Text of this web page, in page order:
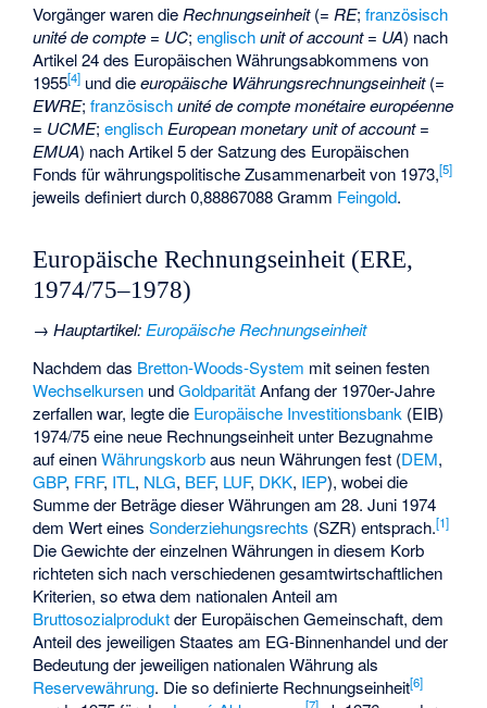
Vorgänger waren die Rechnungseinheit(= RE;französisch
unité de compte = UC;englisch unit of account = UA) nach
Artikel 24 des Europäischen Währungsabkommens von
1955[4] und dieeuropäische Währungsrechnungseinheit(=
EWRE;französisch unité de compte monétaire européenne
= UCME;englisch European monetary unit of account =
EMUA) nach Artikel 5 der Satzung des Europäischen
Fonds für währungspolitische Zusammenarbeit von 1973,[5]
jeweils definiert durch 0,88867088 Gramm Feingold.
Europäische Rechnungseinheit (ERE,
1974/75–1978)
→Hauptartikel: Europäische Rechnungseinheit
Nachdem das Bretton-Woods-System mit seinen festen
Wechselkursen undGoldparitätAnfang der 1970er-Jahre
zerfallen war, legte die Europäische Investitionsbank (EIB)
1974/75 eine neue Rechnungseinheit unter Bezugnahme
auf einenWährungskorbaus neun Währungen fest (DEM,
GBP, FRF, ITL, NLG, BEF, LUF, DKK, IEP), wobei die
Summe der Beträge dieser Währungen am 28. Juni 1974
dem Wert einesSonderziehungsrechts (SZR) entsprach.[1]
Die Gewichte der einzelnen Währungen in diesem Korb
richteten sich nach verschiedenen gesamtwirtschaftlichen
Kriterien, so etwa dem nationalen Anteil am
Bruttosozialproduktder Europäischen Gemeinschaft, dem
Anteil des jeweiligen Staates am EG-Binnenhandel und der
Bedeutung der jeweiligen nationalen Währung als
Reservewährung. Die so definierte Rechnungseinheit[6]